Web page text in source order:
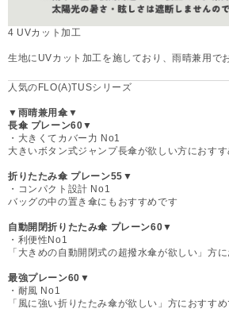
4 UVカット加工
生地にUVカット加工を施しており、雨晴兼用で
人気のFLO(A)TUSシリーズ
▼雨晴兼用傘▼
長傘 プレーン60▼
・大きくてカバー力 No1
大きいボタン式ジャンプ長傘が欲しい方におす
折りたたみ傘 プレーン55▼
・コンパクト設計 No1
バッグの中の置き傘にもおすすめです
自動開閉折りたたみ傘 プレーン60▼
・利便性No1
「大きめの自動開閉式の超撥水傘が欲しい」方
最強プレーン60▼
・耐風 No1
「風に強い折りたたみ傘が欲しい」方におすす